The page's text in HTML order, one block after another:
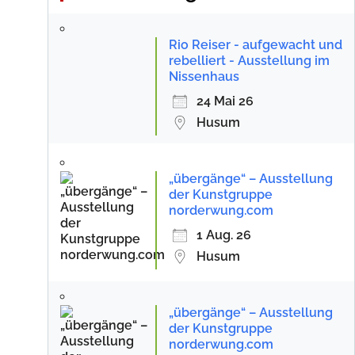
Rio Reiser - aufgewacht und
rebelliert - Ausstellung im
Nissenhaus
24 Mai 26
Husum
„übergänge“ – Ausstellung
der Kunstgruppe
norderwung.com
1 Aug. 26
Husum
„übergänge“ – Ausstellung
der Kunstgruppe
norderwung.com